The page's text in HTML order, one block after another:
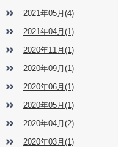
2021年05月(4)
2021年04月(1)
2020年11月(1)
2020年09月(1)
2020年06月(1)
2020年05月(1)
2020年04月(2)
2020年03月(1)